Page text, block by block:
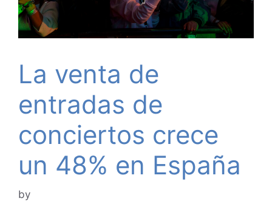
La venta de
entradas de
conciertos crece
un 48% en España
by